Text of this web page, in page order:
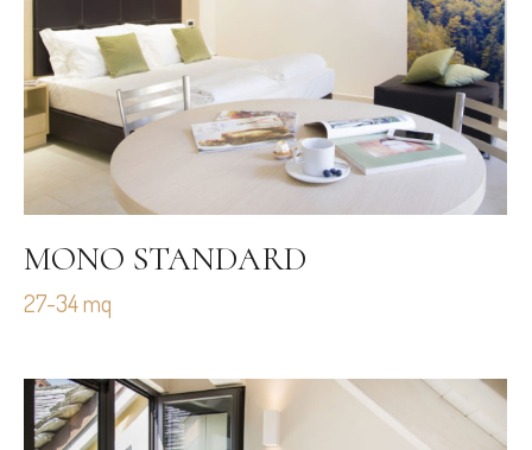
MONO STANDARD
27-34 mq